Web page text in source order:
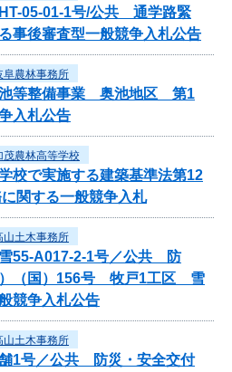
HT-05-01-1号/公共 通学路緊
事後審査型一般競争入札公告
阜農林事務所
池等整備事業 奥池地区 第1
入札公告
茂農林高等学校
校で実施する建築基準法第12
関する一般競争入札
山土木事務所
雪55-A017-2-1号／公共 防
）（国）156号 牧戸1工区 雪
競争入札公告
山土木事務所
舗1号／公共 防災・安全交付